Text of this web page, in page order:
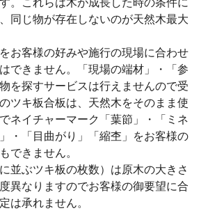
。これらは木が成長した時の条件に
同じ物が存在しないのが天然木最大
お客様の好みや施行の現場に合わせ
できません。「現場の端材」・「参
を探すサービスは行えませんので受
ツキ板合板は、天然木をそのまま使
ネイチャーマーク「葉節」・「ミネ
・「目曲がり」「縮杢」をお客様の
できません。
並ぶツキ板の枚数）は原木の大きさ
異なりますのでお客様の御要望に合
は承れません。